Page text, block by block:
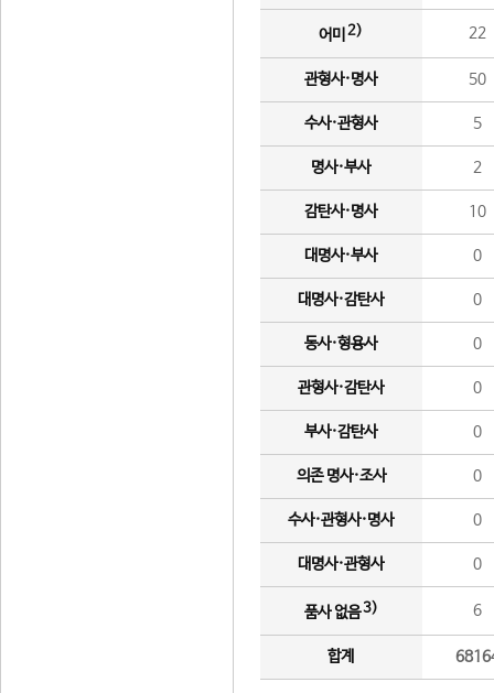
어미 2) 22
관형사·명사 50
수사·관형사 5
명사·부사 2
감탄사·명사 10
대명사·부사 0
대명사·감탄사 0
동사·형용사 0
관형사·감탄사 0
부사·감탄사 0
의존 명사·조사 0
수사·관형사·명사 0
대명사·관형사 0
품사 없음3) 6
합계